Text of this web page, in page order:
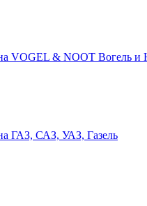
VOGEL & NOOT Вогель и
ГАЗ, САЗ, УАЗ, Газель